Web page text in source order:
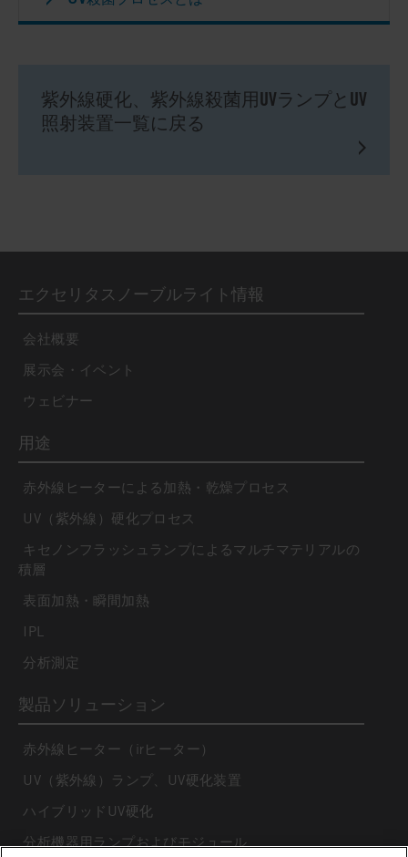
紫外線硬化、紫外線殺菌用UVランプとUV
照射装置一覧に戻る
エクセリタスノーブルライト情報
会社概要
展示会・イベント
ウェビナー
用途
赤外線ヒーターによる加熱・乾燥プロセス
UV（紫外線）硬化プロセス
キセノンフラッシュランプによるマルチマテリアルの
積層
表面加熱・瞬間加熱
IPL
分析測定
製品ソリューション
赤外線ヒーター（irヒーター）
UV（紫外線）ランプ、UV硬化装置
ハイブリッドUV硬化
分析機器用ランプおよびモジュール